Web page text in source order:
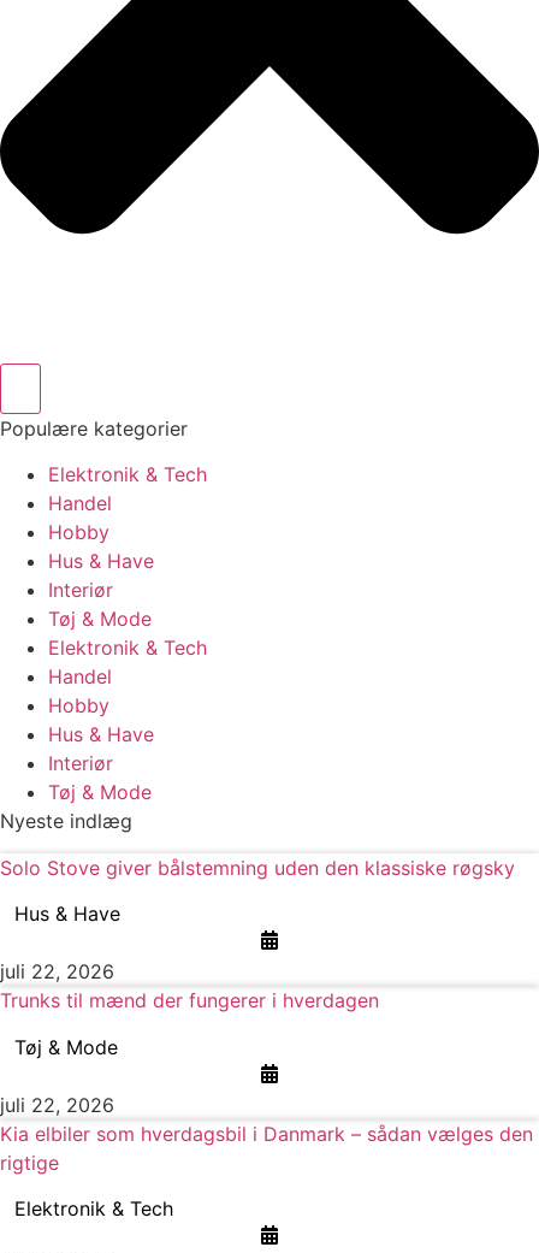
Populære kategorier
Elektronik & Tech
Handel
Hobby
Hus & Have
Interiør
Tøj & Mode
Elektronik & Tech
Handel
Hobby
Hus & Have
Interiør
Tøj & Mode
Nyeste indlæg
Solo Stove giver bålstemning uden den klassiske røgsky
Hus & Have
juli 22, 2026
Trunks til mænd der fungerer i hverdagen
Tøj & Mode
juli 22, 2026
Kia elbiler som hverdagsbil i Danmark – sådan vælges den
rigtige
Elektronik & Tech